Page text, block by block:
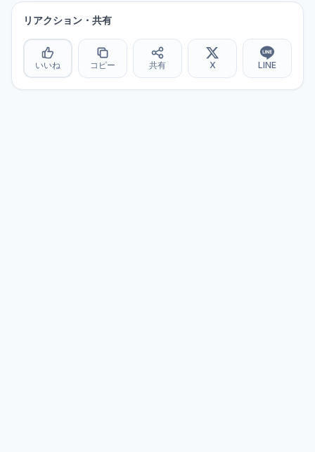
リアクション・共有
いいね コピー 共有 X LINE